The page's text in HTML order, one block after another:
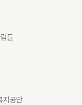
들
지공단